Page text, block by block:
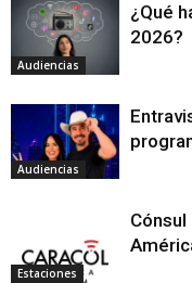
Audiencias
¿Qué
2026?
Audiencias
Estaciones